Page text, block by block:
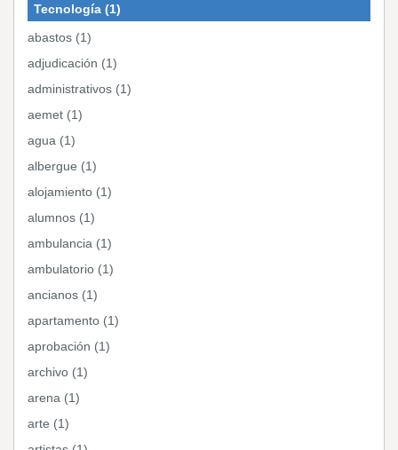
Tecnología (1)
abastos (1)
adjudicación (1)
administrativos (1)
aemet (1)
agua (1)
albergue (1)
alojamiento (1)
alumnos (1)
ambulancia (1)
ambulatorio (1)
ancianos (1)
apartamento (1)
aprobación (1)
archivo (1)
arena (1)
arte (1)